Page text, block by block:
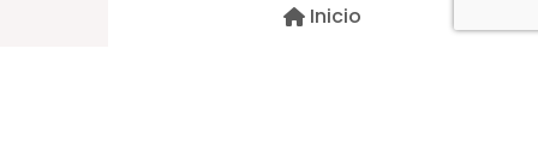
Inicio